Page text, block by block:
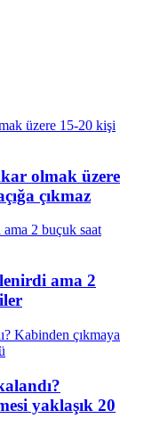
olmak üzere
çıkmaz
ama 2
yaklaşık 20